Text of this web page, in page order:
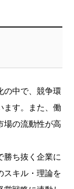
の中で、競争環
ます。また、働
場の流動性が高
勝ち抜く企業に
スキル・理論を